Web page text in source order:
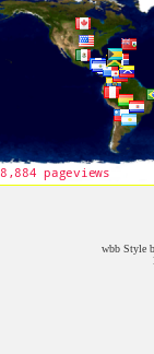
wbb Style